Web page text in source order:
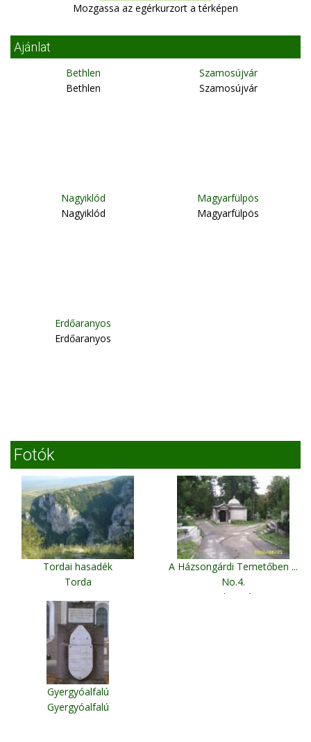
Mozgassa az egérkurzort a térképen
Ajánlat
Bethlen
Bethlen
Szamosújvár
Szamosújvár
Nagyiklód
Nagyiklód
Magyarfülpös
Magyarfülpös
Erdőaranyos
Erdőaranyos
Fotók
Tordai hasadék
Torda
A Házsongárdi Temetőben ...
No.4.
Kolozsvár
Gyergyóalfalú
Gyergyóalfalú